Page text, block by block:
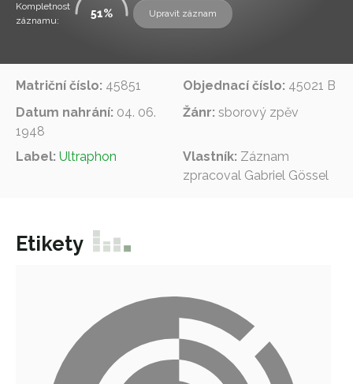
Slovník pojmů
Osoby
Kontakt
Kompletnost
záznamu:
51 Upravit záznam
Matriční číslo: 45851 Objednací číslo: 45021 B
Datum nahrání: 04. 06.
1948
Žánr: sborový zpěv
Label: Ultraphon Vlastník: Záznam
zpracoval Gabriel Gössel
Etikety